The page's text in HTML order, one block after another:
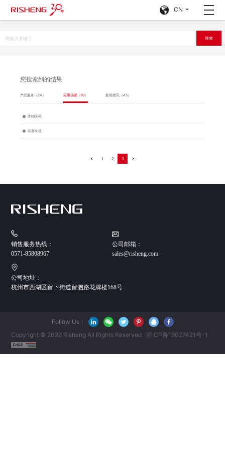
CN
您搜索到的结果
产品服务（24） 应用场景（10） 新闻资讯（45）
生物医药
装备制造
1 2 3
销售服务热线：
0571-85808967
公司邮箱：
sales@risheng.com
公司地址：
杭州市西湖区留下街道留泗路花牌楼168号
Copyright © 2026 Risheng All Rights Reserved 浙ICP备19027421号-1
Follow Us：